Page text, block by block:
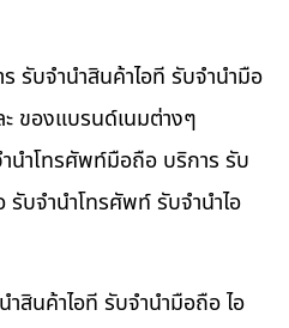
รับจำนำสินค้าไอที รับจำนำมือ
ของแบรนด์เนมต่างๆ
นำโทรศัพท์มือถือ บริการ รับ
บจำนำโทรศัพท์ รับจำนำไอ
สินค้าไอที รับจำนำมือถือ ไอ